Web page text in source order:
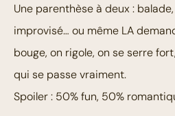
Une parenthèse à deux :
improvisé… ou même LA
bouge, on rigole, on se serre
qui se passe vraiment.
Spoiler : 50% fun, 50%